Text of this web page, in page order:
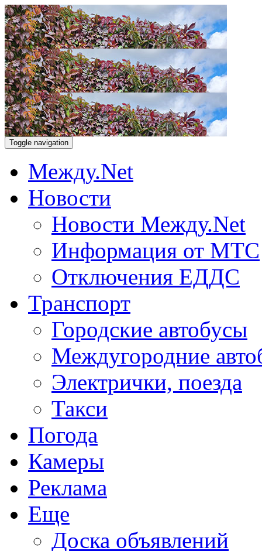
Toggle navigation
Между.Net
Новости
Новости Между.Net
Информация от МТС
Отключения ЕДДС
Транспорт
Городские автобусы
Междугородние
Электрички, поезда
Такси
Погода
Камеры
Реклама
Еще
Доска объявлений